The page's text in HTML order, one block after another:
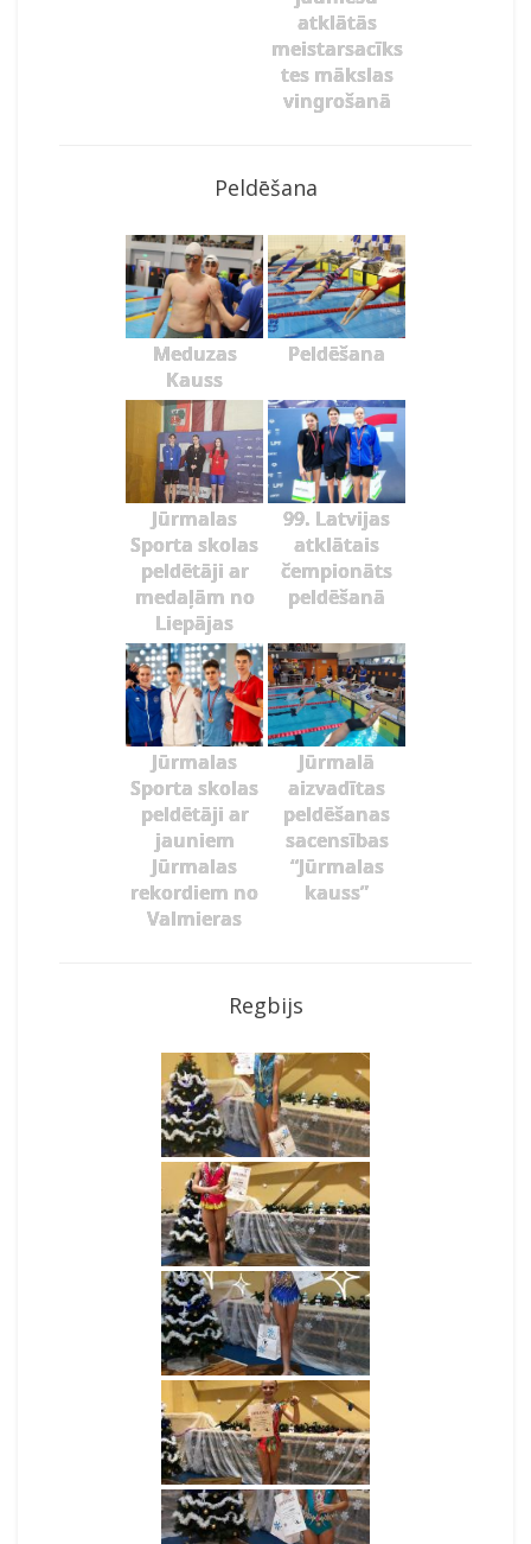
atklātās
meistarsacīks
tes mākslas
vingrošanā
Peldēšana
Meduzas
Kauss
Peldēšana
Jūrmalas
Sporta skolas
peldētāji ar
medaļām no
Liepājas
99. Latvijas
atklātais
čempionāts
peldēšanā
Jūrmalas
Sporta skolas
peldētāji ar
jauniem
Jūrmalas
rekordiem no
Valmieras
Jūrmalā
aizvadītas
peldēšanas
sacensības
“Jūrmalas
kauss”
Regbijs